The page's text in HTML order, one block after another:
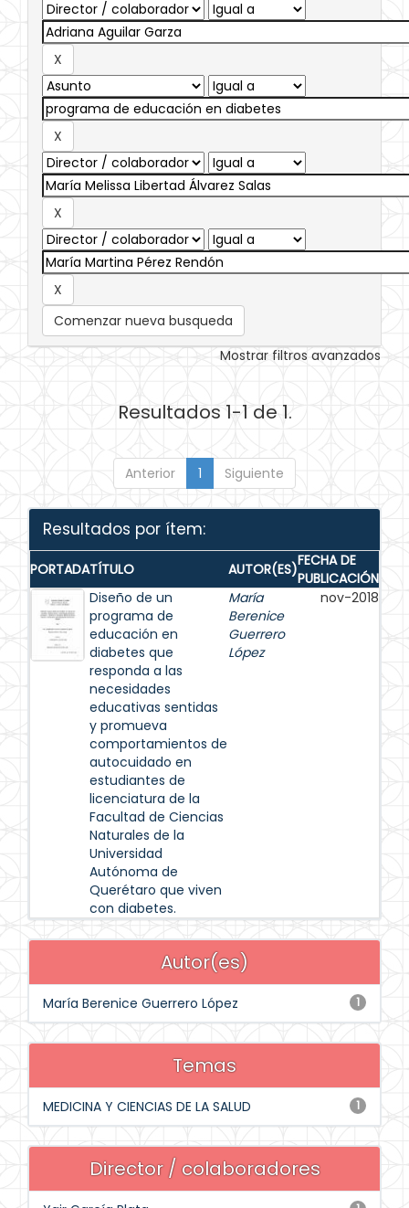
Comenzar nueva busqueda
Mostrar filtros avanzados
Resultados 1-1 de 1.
Anterior 1 Siguiente
Resultados por ítem:
PORTADATÍTULO AUTOR(ES)FECHA DE
PUBLICACIÓN
Diseño de un
programa de
educación en
diabetes que
responda a las
necesidades
educativas sentidas
y promueva
comportamientos de
autocuidado en
estudiantes de
licenciatura de la
Facultad de Ciencias
Naturales de la
Universidad
Autónoma de
Querétaro que viven
con diabetes.
María
Berenice
Guerrero
López
nov-2018
Autor(es)
1
María Berenice Guerrero López
Temas
1
MEDICINA Y CIENCIAS DE LA SALUD
Director / colaboradores